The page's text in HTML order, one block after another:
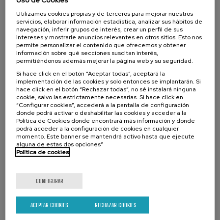
Tecnologías y Casos de Éxito
10 h. Euskera Español
DESDE 10 €
Últimas
plazas
Gratuito
Fecha
pasada
Lista
de
espera
Plazo
de
matrícula
CURSO DE VERANO
Proyectos de economía circular en el
Utilizamos cookies propias y de terceros para mejorar nuestros
servicios, elaborar información estadística, analizar sus hábitos de
navegación, inferir grupos de interés, crear un perfil de sus
intereses y mostrarle anuncios relevantes en otros sitios. Esto nos
permite personalizar el contenido que ofrecemos y obtener
información sobre qué secciones suscitan interés,
permitiéndonos además mejorar la página web y su seguridad.
Si hace click en el botón “Aceptar todas”, aceptará la
implementación de las cookies y solo entonces se implantarán. Si
hace click en el botón “Rechazar todas”, no sé instalará ninguna
cookie, salvo las estrictamente necesarias. Si hace click en
“Configurar cookies”, accederá a la pantalla de configuración
donde podrá activar o deshabilitar las cookies y acceder a la
Política de Cookies donde encontrará más información y donde
podrá acceder a la configuración de cookies en cualquier
momento. Este banner se mantendrá activo hasta que ejecute
alguna de estas dos opciones”
Política de cookies
CONFIGURAR
RECHAZAR COOKIES
ACEPTAR COOKIES